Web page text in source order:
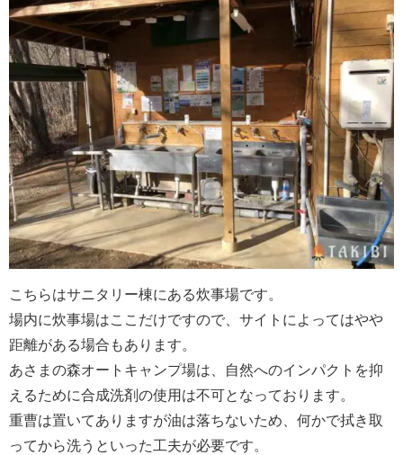
こちらはサニタリー棟にある炊事場です。
場内に炊事場はここだけですので、サイトによってはやや
距離がある場合もあります。
あさまの森オートキャンプ場は、自然へのインパクトを抑
えるために合成洗剤の使用は不可となっております。
重曹は置いてありますが油は落ちないため、何かで拭き取
ってから洗うといった工夫が必要です。